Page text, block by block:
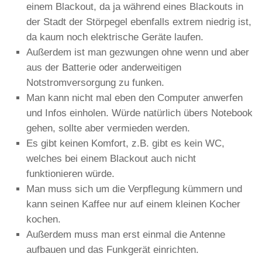
einem Blackout, da ja während eines Blackouts in
der Stadt der Störpegel ebenfalls extrem niedrig ist,
da kaum noch elektrische Geräte laufen.
Außerdem ist man gezwungen ohne wenn und aber
aus der Batterie oder anderweitigen
Notstromversorgung zu funken.
Man kann nicht mal eben den Computer anwerfen
und Infos einholen. Würde natürlich übers Notebook
gehen, sollte aber vermieden werden.
Es gibt keinen Komfort, z.B. gibt es kein WC,
welches bei einem Blackout auch nicht
funktionieren würde.
Man muss sich um die Verpflegung kümmern und
kann seinen Kaffee nur auf einem kleinen Kocher
kochen.
Außerdem muss man erst einmal die Antenne
aufbauen und das Funkgerät einrichten.